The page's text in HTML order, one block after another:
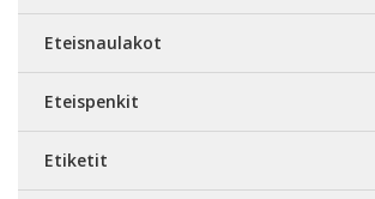
Eteisnaulakot
Eteispenkit
Etiketit